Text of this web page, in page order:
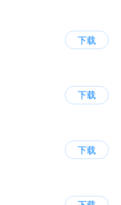
下载
下载
下载